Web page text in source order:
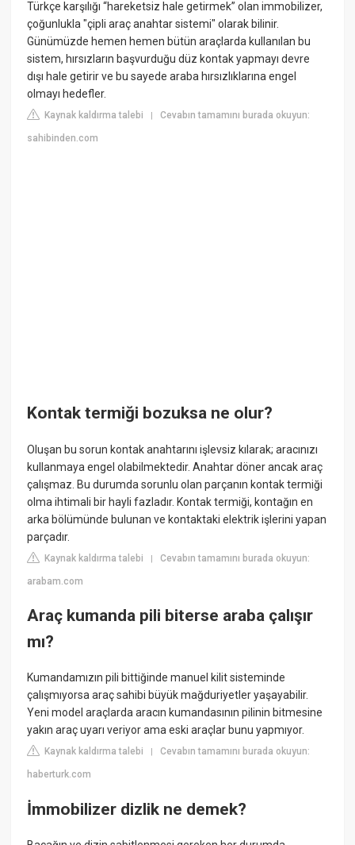
Türkçe karşılığı “hareketsiz hale getirmek” olan immobilizer,
çoğunlukla "çipli araç anahtar sistemi" olarak bilinir.
Günümüzde hemen hemen bütün araçlarda kullanılan bu
sistem, hırsızların başvurduğu düz kontak yapmayı devre
dışı hale getirir ve bu sayede araba hırsızlıklarına engel
olmayı hedefler.
Kaynak kaldırma talebi |Cevabın tamamını burada okuyun:
sahibinden.com
Kontak termiği bozuksa ne olur?
Oluşan bu sorun kontak anahtarını işlevsiz kılarak; aracınızı
kullanmaya engel olabilmektedir. Anahtar döner ancak araç
çalışmaz. Bu durumda sorunlu olan parçanın kontak termiği
olma ihtimali bir hayli fazladır. Kontak termiği, kontağın en
arka bölümünde bulunan ve kontaktaki elektrik işlerini yapan
parçadır.
Kaynak kaldırma talebi |Cevabın tamamını burada okuyun:
arabam.com
Araç kumanda pili biterse araba çalışır
mı?
Kumandamızın pili bittiğinde manuel kilit sisteminde
çalışmıyorsa araç sahibi büyük mağduriyetler yaşayabilir.
Yeni model araçlarda aracın kumandasının pilinin bitmesine
yakın araç uyarı veriyor ama eski araçlar bunu yapmıyor.
Kaynak kaldırma talebi |Cevabın tamamını burada okuyun:
haberturk.com
İmmobilizer dizlik ne demek?